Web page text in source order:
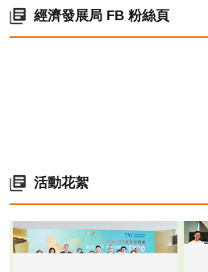
經濟發展局 FB 粉絲頁
活動花絮